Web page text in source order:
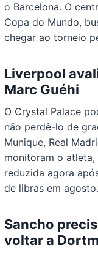
o Barcelona. O
Copa do Mundo,
chegar ao torneio
Liverpool
Marc Guéhi
O Crystal Palace
não perdê-lo de
Munique, Real
monitoram o
reduzida agora
de libras em agosto.
Sancho
voltar a